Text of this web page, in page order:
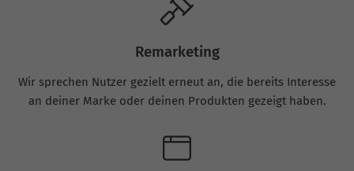
Remarketing
Wir sprechen Nutzer gezielt erneut an, die bereits Interesse
an deiner Marke oder deinen Produkten gezeigt haben.